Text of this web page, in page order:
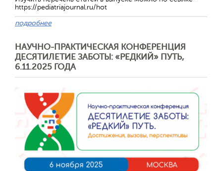
https://pediatriajournal.ru/hot
подробнее
НАУЧНО-ПРАКТИЧЕСКАЯ КОНФЕРЕНЦИЯ
ДЕСЯТИЛЕТИЕ ЗАБОТЫ: «РЕДКИЙ» ПУТЬ,
6.11.2025 ГОДА